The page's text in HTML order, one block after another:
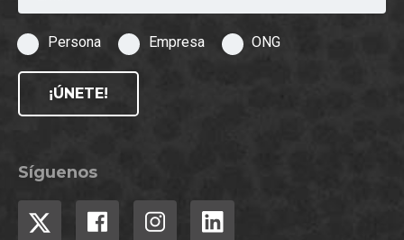
Persona Empresa ONG
¡ÚNETE!
Síguenos